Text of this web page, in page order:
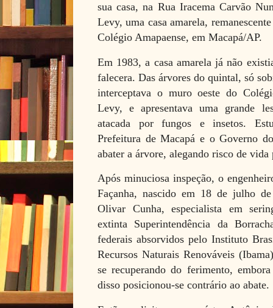
sua casa, na Rua Iracema Carvão
Levy, uma casa amarela,
Colégio Amapaense, em Macapá/AP.
Em 1983, a casa amarela já não
falecera. Das árvores do quintal, só
interceptava o muro oeste do
Levy, e apresentava uma grande
atacada por fungos e insetos.
Prefeitura de Macapá e o Governo
abater a árvore, alegando risco de
Após minuciosa inspeção, o
Façanha, nascido em 18 de julho
Olivar Cunha, especialista em
extinta Superintendência da
federais absorvidos pelo Instituto
Recursos Naturais Renováveis
se recuperando do ferimento,
disso posicionou-se contrário ao abate.